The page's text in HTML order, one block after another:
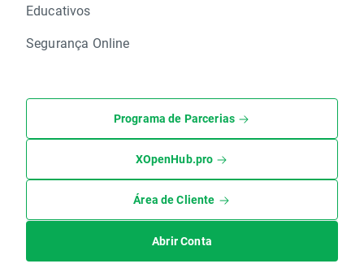
Educativos
Segurança Online
Programa de Parcerias
XOpenHub.pro
Área de Cliente
Abrir Conta